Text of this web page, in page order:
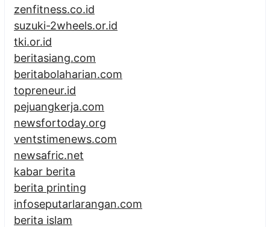
zenfitness.co.id
suzuki-2wheels.or.id
tki.or.id
beritasiang.com
beritabolaharian.com
topreneur.id
pejuangkerja.com
newsfortoday.org
ventstimenews.com
newsafric.net
kabar berita
berita printing
infoseputarlarangan.com
berita islam